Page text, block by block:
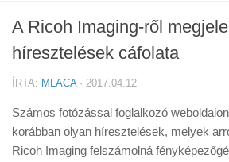
Cikkek
Tudástár
Tanácsok
A Ricoh Imaging-ről
híresztelések cáfolata
ÍRTA: MLACA· 2017.04.12
Számos fotózással foglalkozó
korábban olyan híresztelések, melyek
Ricoh Imaging felszámolná